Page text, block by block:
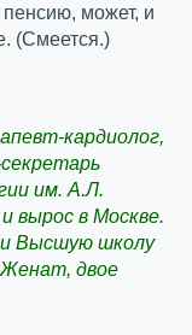
пенсию, может, и
(Смеется.)
кардиолог,
им. А.Л.
вырос в Москве.
Высшую школу
Женат, двое